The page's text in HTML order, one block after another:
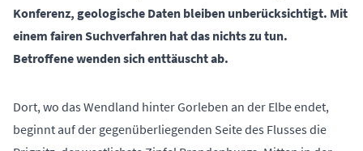
Konferenz, geologische Daten bleiben unberücksichtigt. Mit
einem fairen Suchverfahren hat das nichts zu tun.
Betroffene wenden sich enttäuscht ab.
Dort, wo das Wendland hinter Gorleben an der Elbe endet,
beginnt auf der gegenüberliegenden Seite des Flusses die